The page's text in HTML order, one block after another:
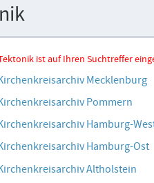
ist auf Ihren Suchtreffer
Mecklenburg
Pommern
Hamburg-
Hamburg-Ost
Altholstein